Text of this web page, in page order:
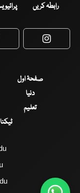
رابطہ کریں
صفحۂ اول
دنیا
تعلیم